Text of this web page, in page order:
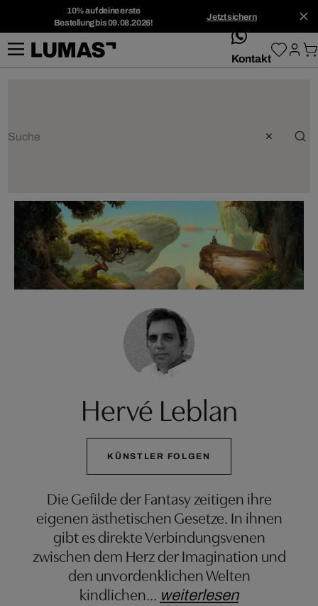
10% auf deine erste
Bestellung bis 09.08.2026!
Jetzt sichern
whatsApp
Kontakt
Hervé Leblan
KÜNSTLER FOLGEN
Die Gefilde der Fantasy zeitigen ihre
eigenen ästhetischen Gesetze. In ihnen
gibt es direkte Verbindungsvenen
zwischen dem Herz der Imagination und
den unvordenklichen Welten
kindlichen… weiterlesen